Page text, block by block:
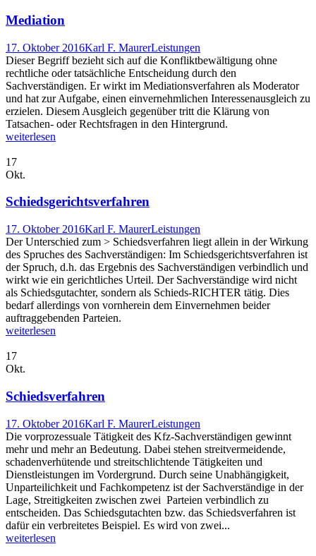
Mediation
17. Oktober 2016Karl F. MaurerLeistungen
Dieser Begriff bezieht sich auf die Konfliktbewältigung ohne
rechtliche oder tatsächliche Entscheidung durch den
Sachverständigen. Er wirkt im Mediationsverfahren als Moderator
und hat zur Aufgabe, einen einvernehmlichen Interessenausgleich zu
erzielen. Diesem Ausgleich gegenüber tritt die Klärung von
Tatsachen- oder Rechtsfragen in den Hintergrund.
weiterlesen
17
Okt.
Schiedsgerichtsverfahren
17. Oktober 2016Karl F. MaurerLeistungen
Der Unterschied zum > Schiedsverfahren liegt allein in der Wirkung
des Spruches des Sachverständigen: Im Schiedsgerichtsverfahren ist
der Spruch, d.h. das Ergebnis des Sachverständigen verbindlich und
wirkt wie ein gerichtliches Urteil. Der Sachverständige wird nicht
als Schiedsgutachter, sondern als Schieds-RICHTER tätig. Dies
bedarf allerdings von vornherein dem Einvernehmen beider
auftraggebenden Parteien.
weiterlesen
17
Okt.
Schiedsverfahren
17. Oktober 2016Karl F. MaurerLeistungen
Die vorprozessuale Tätigkeit des Kfz-Sachverständigen gewinnt
mehr und mehr an Bedeutung. Dabei stehen streitvermeidende,
schadenverhütende und streitschlichtende Tätigkeiten und
Dienstleistungen im Vordergrund. Durch seine Unabhängigkeit,
Unparteilichkeit und Fachkompetenz ist der Sachverständige in der
Lage, Streitigkeiten zwischen zwei Parteien verbindlich zu
entscheiden. Das Schiedsgutachten bzw. das Schiedsverfahren ist
dafür ein verbreitetes Beispiel. Es wird von zwei...
weiterlesen